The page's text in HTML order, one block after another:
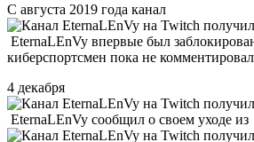
С августа 2019 года канал
EternaLEnVy впервые был
киберспортсмен пока не
4 декабря
EternaLEnVy сообщил о своем уходе из